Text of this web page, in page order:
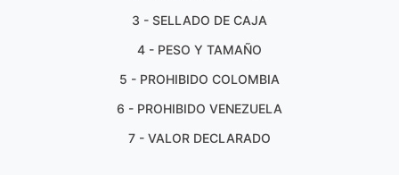
3 - SELLADO DE CAJA
4 - PESO Y TAMAÑO
5 - PROHIBIDO COLOMBIA
6 - PROHIBIDO VENEZUELA
7 - VALOR DECLARADO